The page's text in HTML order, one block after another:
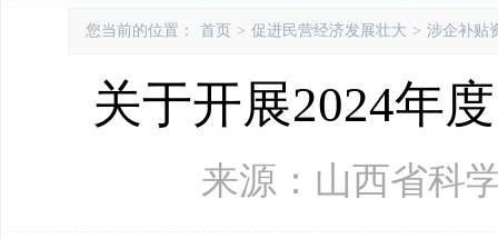
您当前的位置： 首页 > 促进民营经济发展壮大 > 涉企补贴
关于开展2024年
来源：山西省科